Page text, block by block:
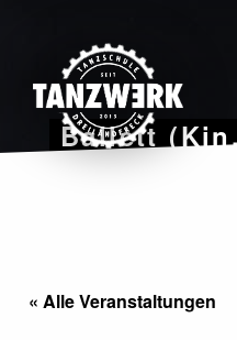
Ballett
« Alle Veranstaltungen